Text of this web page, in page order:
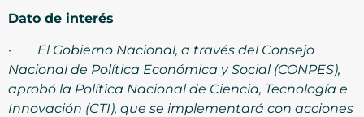
Dato de interés
· El Gobierno Nacional, a través del Consejo
Nacional de Política Económica y Social (CONPES),
aprobó la Política Nacional de Ciencia, Tecnología e
Innovación (CTI), que se implementará con acciones